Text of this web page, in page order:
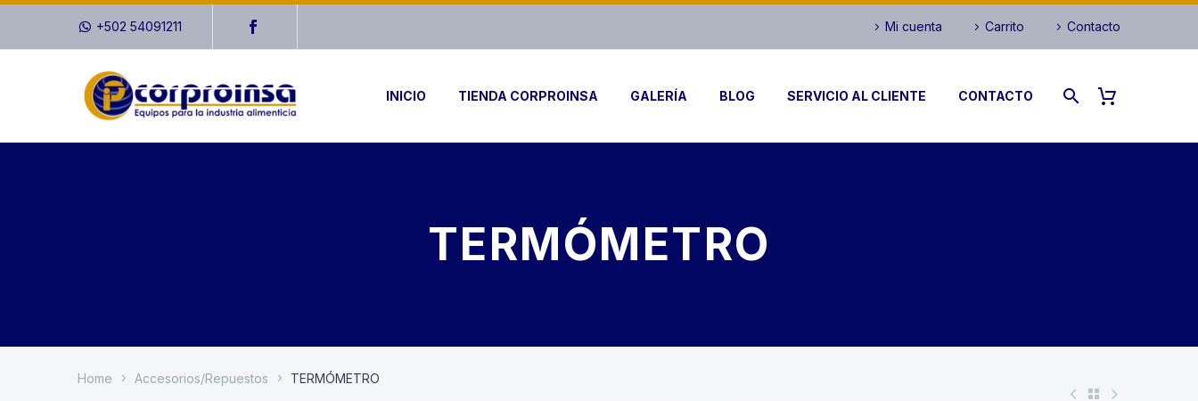
+502 54091211 Mi cuenta Carrito Contacto
INICIO TIENDA CORPROINSA GALERÍA BLOG SERVICIO AL CLIENTE CONTACTO
TERMÓMETRO
Home Accesorios/Repuestos TERMÓMETRO